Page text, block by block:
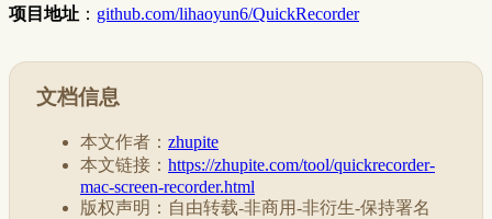
项目地址 ： github.com/lihaoyun6/QuickRecorder
文档信息
本文作者： zhupite
本文链接： https://zhupite.com/tool/quickrecorder-
mac-screen-recorder.html
版权声明：自由转载-非商用-非衍生-保持署名